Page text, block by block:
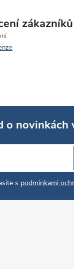
zákazníků
o novinkách
s podmínkami